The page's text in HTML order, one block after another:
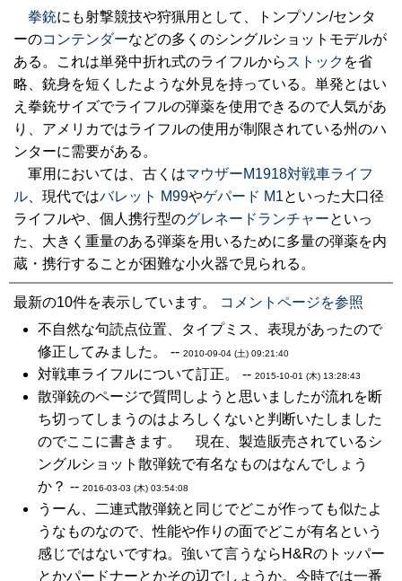
拳銃にも射撃競技や狩猟用として、トンプソン/センタ
ーのコンテンダーなどの多くのシングルショットモデルが
ある。これは単発中折れ式のライフルから ストック を省
略、銃身を短くしたような外見を持っている。単発とはい
え拳銃サイズでライフルの弾薬を使用できるので人気があ
り、アメリカではライフルの使用が制限されている州のハ
ンターに需要がある。
軍用においては、古くはマウザーM1918対戦車ライフ
ル 、現代ではバレット M99やゲパード M1といった大口径
ライフルや、個人携行型のグレネードランチャーといっ
た、大きく重量のある弾薬を用いるために多量の弾薬を内
蔵・携行することが困難な小火器で見られる。
最新の10件を表示しています。
コメントページを参照
不自然な句読点位置、タイプミス、表現があったので
修正してみました。 -- 2010-09-04 (土) 09:21:40
対戦車ライフルについて訂正。 -- 2015-10-01 (木) 13:28:43
散弾銃のページで質問しようと思いましたが流れを断
ち切ってしまうのはよろしくないと判断いたしました
のでここに書きます。 現在、製造販売されているシ
ングルショット散弾銃で有名なものはなんでしょう
か？ -- 2016-03-03 (木) 03:54:08
うーん、二連式散弾銃と同じでどこが作っても似たよ
うなものなので、性能や作りの面でどこが有名という
感じではないですね。強いて言うならH&Rのトッパー
とかパードナーとかその辺でしょうか。今時では一番